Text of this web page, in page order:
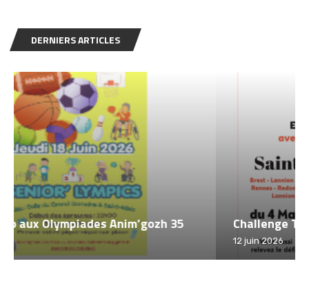
DERNIERS ARTICLES
Challenge Tout à Vélo 2026 – Saint Malo
12 juin 2026